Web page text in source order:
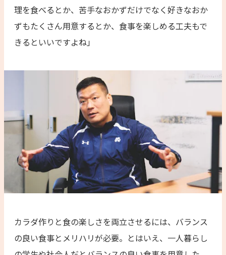
理を食べるとか、苦手なおかずだけでなく好きなおか
ずもたくさん用意するとか、食事を楽しめる工夫もで
きるといいですよね」
カラダ作りと食の楽しさを両立させるには、バランス
の良い食事とメリハリが必要。とはいえ、一人暮らし